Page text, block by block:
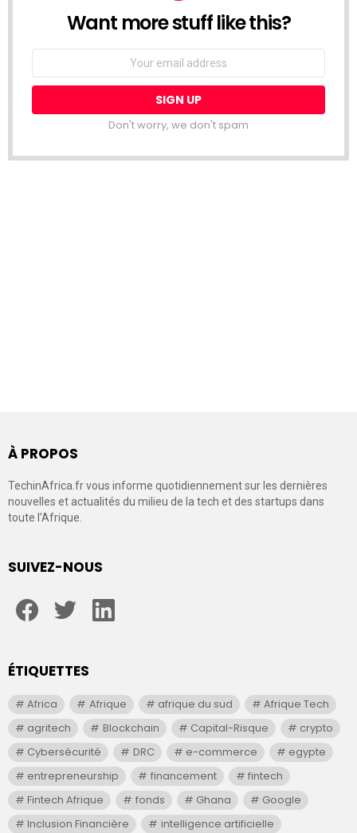
NEWSLETTER
Want more stuff like this?
Email
Don't worry, we don't spam
À PROPOS
TechinAfrica.fr vous informe quotidiennement sur les dernières
nouvelles et actualités du milieu de la tech et des startups dans
toute l’Afrique.
SUIVEZ-NOUS
ÉTIQUETTES
Africa Afrique afrique du sud
Afrique Tech
agritech
Blockchain Capital-Risque
crypto
Cybersécurité
DRC e-commerce
egypte
entrepreneurship
financement
fintech
Fintech Afrique
fonds Ghana
Google
Inclusion Financière
intelligence artificielle